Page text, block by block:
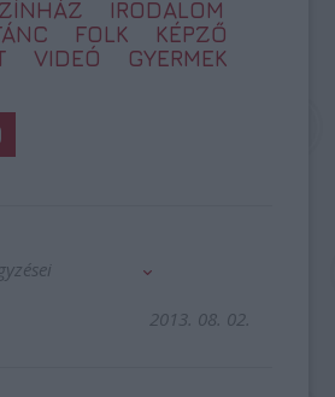
IRODALOM
FOLK
KÉPZŐ
VIDEÓ GYERMEK
2013. 08. 02.